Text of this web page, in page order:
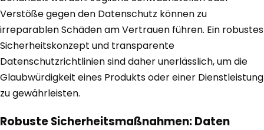
Verstöße gegen den Datenschutz können zu
irreparablen Schäden am Vertrauen führen. Ein robustes
Sicherheitskonzept und transparente
Datenschutzrichtlinien sind daher unerlässlich, um die
Glaubwürdigkeit eines Produkts oder einer Dienstleistung
zu gewährleisten.
Robuste Sicherheitsmaßnahmen: Daten